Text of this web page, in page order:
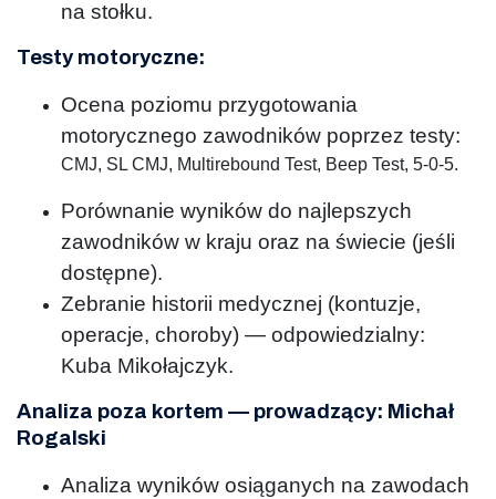
na stołku.
Testy motoryczne:
Ocena poziomu przygotowania
motorycznego zawodników poprzez testy:
CMJ, SL CMJ, Multirebound Test, Beep Test, 5-0-5.
Porównanie wyników do najlepszych
zawodników w kraju oraz na świecie (jeśli
dostępne).
Zebranie historii medycznej (kontuzje,
operacje, choroby) — odpowiedzialny:
Kuba Mikołajczyk.
Analiza poza kortem — prowadzący: Michał
Rogalski
Analiza wyników osiąganych na zawodach